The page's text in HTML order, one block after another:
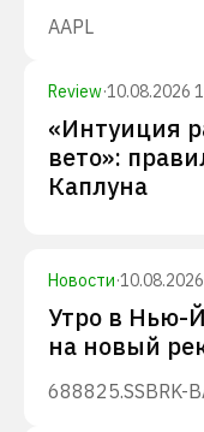
AAPL
Review·10.08.2026
«Интуиция
вето»:
Каплуна
Новости·
Утро в Нью-
на новый
688825.SSBRK-B